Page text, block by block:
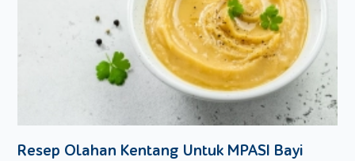
Resep Olahan Kentang Untuk MPASI Bayi